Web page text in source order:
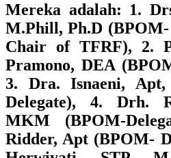
Mereka adalah: 1.
M.Phill, Ph.D (BPOM-
Chair of TFRF), 2.
Pramono, DEA
3. Dra. Isnaeni,
Delegate), 4. Drh.
MKM (BPOM-
Ridder, Apt (BPOM-